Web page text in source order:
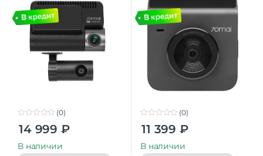
t
o
(0)
14 999 ₽
В наличии
t
o
(0)
11 399 ₽
В наличии